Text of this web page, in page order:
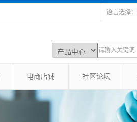
语言选择：
电商店铺 社区论坛